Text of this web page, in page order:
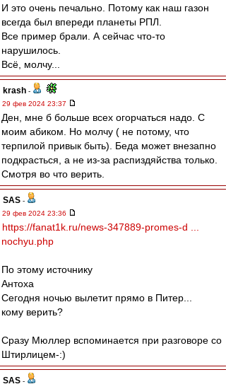
И это очень печально. Потому как наш газон
всегда был впереди планеты РПЛ.
Все пример брали. А сейчас что-то
нарушилось.
Всё, молчу...
krash -
29 фев 2024 23:37
Ден, мне б больше всех огорчаться надо. С
моим абиком. Но молчу ( не потому, что
терпилой привык быть). Беда может внезапно
подкрасться, а не из-за распиздяйства только.
Смотря во что верить.
SAS -
29 фев 2024 23:36
https://fanat1k.ru/news-347889-promes-d ...
nochyu.php
По этому источнику
Антоха
Сегодня ночью вылетит прямо в Питер...
кому верить?
Сразу Мюллер вспоминается при разговоре со
Штирлицем-:)
SAS -